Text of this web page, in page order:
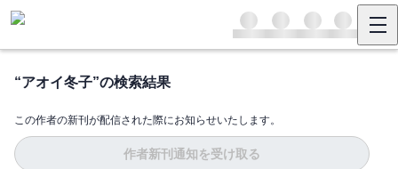
“アオイ冬子”の検索結果
この作者の新刊が配信された際にお知らせいたします。
作者新刊通知を受け取る